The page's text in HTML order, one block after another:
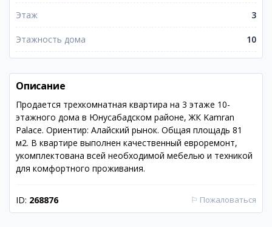
Этаж 3
Этажность дома 10
Описание
Продается трехкомнатная квартира на 3 этаже 10-
этажного дома в Юнусабадском районе, ЖК Kamran
Palace. Ориентир: Алайский рынок. Общая площадь 81
м2. В квартире выполнен качественный евроремонт,
укомплектована всей необходимой мебелью и техникой
для комфортного проживания.
ID: 268876 ⚐ Пожаловаться